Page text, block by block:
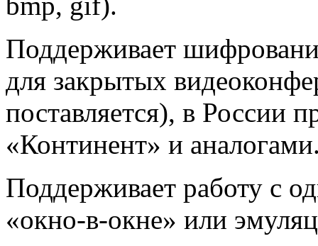
Поддерживает
для закрытых
поставляется), в России
«Континент» и
Поддерживает работу с
«окно-в-окне» или